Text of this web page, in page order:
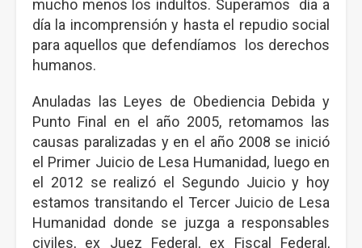
mucho menos los indultos. Superamos día a
día la incomprensión y hasta el repudio social
para aquellos que defendíamos los derechos
humanos.
Anuladas las Leyes de Obediencia Debida y
Punto Final en el año 2005, retomamos las
causas paralizadas y en el año 2008 se inició
el Primer Juicio de Lesa Humanidad, luego en
el 2012 se realizó el Segundo Juicio y hoy
estamos transitando el Tercer Juicio de Lesa
Humanidad donde se juzga a responsables
civiles, ex Juez Federal, ex Fiscal Federal,